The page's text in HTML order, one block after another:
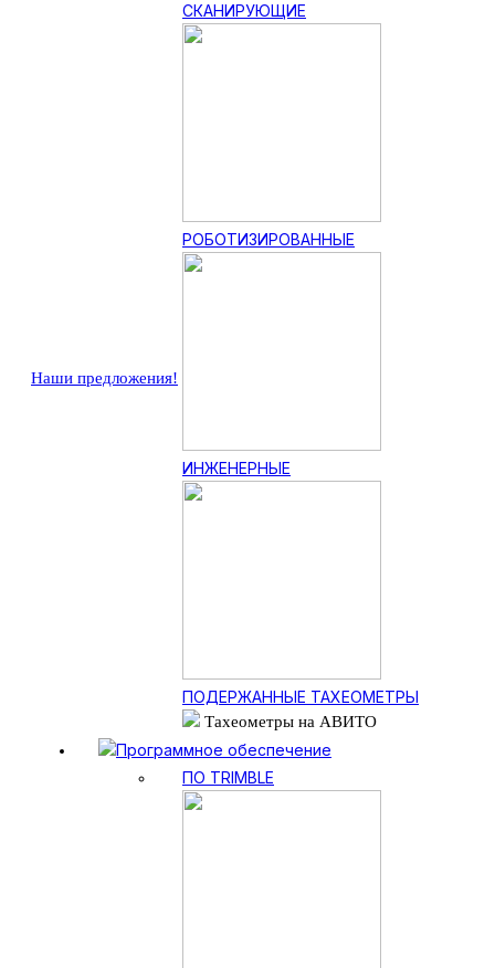
Наши предложения!
СКАНИРУЮЩИЕ
РОБОТИЗИРОВАННЫЕ
ИНЖЕНЕРНЫЕ
ПОДЕРЖАННЫЕ ТАХЕОМЕТРЫ
Тахеометры на АВИТО
Программное обеспечение
ПО TRIMBLE